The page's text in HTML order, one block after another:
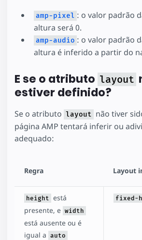
amp-pixel : o valor padrão
altura será 0.
amp-audio : o valor padrão
altura é inferido a partir do
E se o atributo layout
estiver definido?
Se o atributo layout não tiver
página AMP tentará inferir ou
adequado:
Regra Layout
height está
presente, e width
está ausente ou é
igual a auto
fixed-